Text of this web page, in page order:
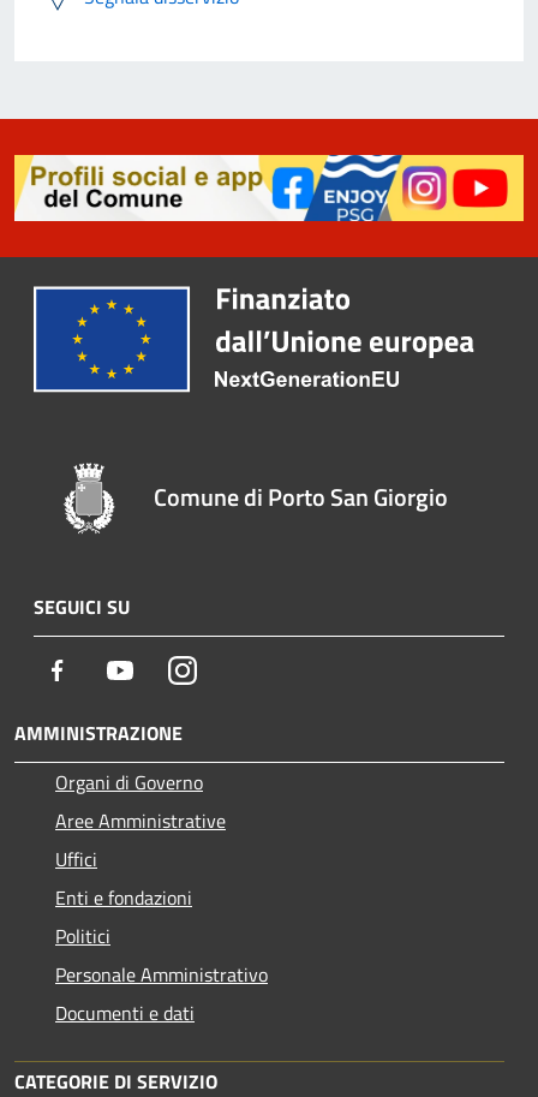
Comune di Porto San Giorgio
SEGUICI SU
Facebook YoutubeInstagram
AMMINISTRAZIONE
Organi di Governo
Aree Amministrative
Uffici
Enti e fondazioni
Politici
Personale Amministrativo
Documenti e dati
CATEGORIE DI SERVIZIO